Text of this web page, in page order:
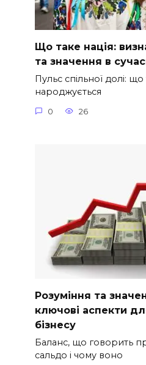
Що таке нація:
та значення в
Пульс спільної долі: що
народжується
0 26
Розуміння та
ключові аспекти
бізнесу
Баланс, що говорить
сальдо і чому воно